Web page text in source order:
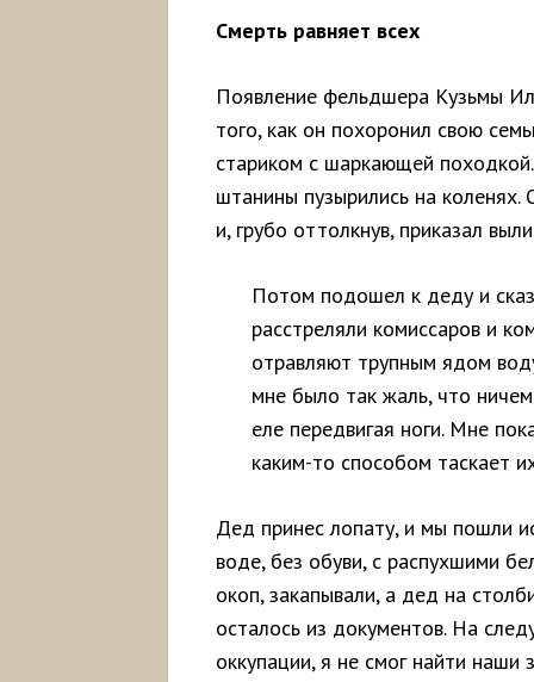
Смерть равняет всех
Появление фельдшера Кузьмы
того, как он похоронил свою
стариком с шаркающей
штанины пузырились на
и, грубо оттолкнув, приказал
Потом подошел к деду и
расстреляли комиссаров и
отравляют трупным ядом
мне было так жаль, что
еле передвигая ноги. Мне
каким-то способом таскает
Дед принес лопату, и мы пошли
воде, без обуви, с распухшими
окоп, закапывали, а дед на
осталось из документов. На
оккупации, я не смог найти наши